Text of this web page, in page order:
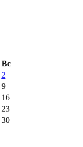
Вс
2
9
16
23
30